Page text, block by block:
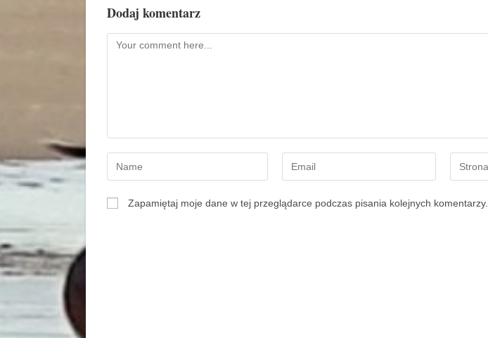
Dodaj komentarz
Zapamiętaj moje dane w tej przeglądarce podczas pisania kolejnych komentarzy.